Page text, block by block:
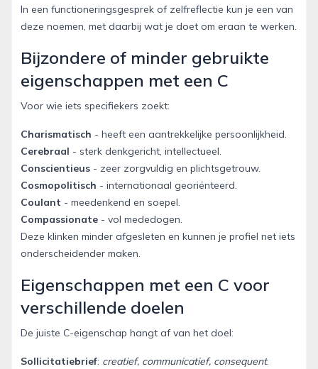
In een functioneringsgesprek of zelfreflectie kun je een van
deze noemen, met daarbij wat je doet om eraan te werken.
Bijzondere of minder gebruikte
eigenschappen met een C
Voor wie iets specifiekers zoekt:
Charismatisch - heeft een aantrekkelijke persoonlijkheid.
Cerebraal - sterk denkgericht, intellectueel.
Conscientieus - zeer zorgvuldig en plichtsgetrouw.
Cosmopolitisch - internationaal georiënteerd.
Coulant - meedenkend en soepel.
Compassionate - vol mededogen.
Deze klinken minder afgesleten en kunnen je profiel net iets
onderscheidender maken.
Eigenschappen met een C voor
verschillende doelen
De juiste C-eigenschap hangt af van het doel:
Sollicitatiebrief: creatief, communicatief, consequent.